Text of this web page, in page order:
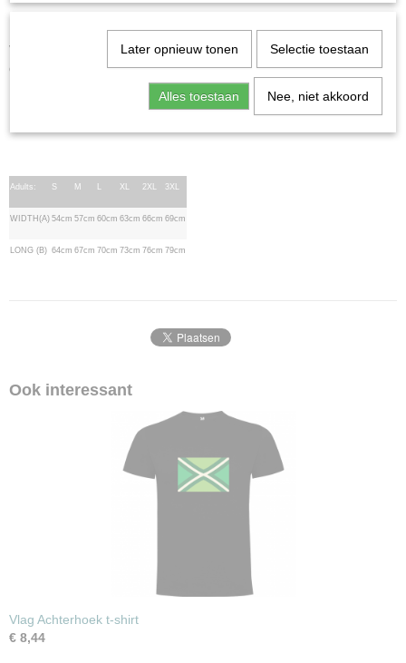
Verkrijgbaar in de maten S tot en met 3XL bekijk de maattaabel hieronder
om te zien welke maat u nodig heeft.
Adults: S M L XL 2XL 3XL
WIDTH(A) 54cm 57cm 60cm 63cm 66cm 69cm
LONG (B) 64cm 67cm 70cm 73cm 76cm 79cm
Ook interessant
Vlag Achterhoek t-shirt
€ 8,44
Later opnieuw tonen Selectie toestaan
Alles toestaan Nee, niet akkoord